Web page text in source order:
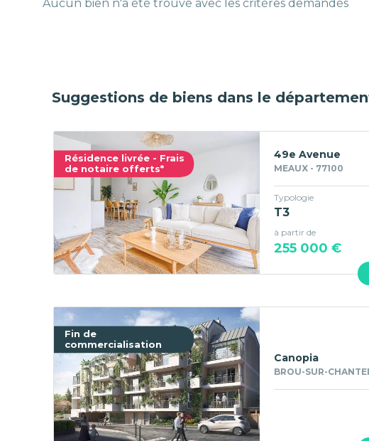
Aucun bien n'a été trouvé avec les critères demandés
Suggestions de biens dans le
Résidence livrée - Frais
de notaire offerts*
49e Avenue
MEAUX - 77100
Typologie
T3
à partir de
255 000 €
Fin de
commercialisation
Canopia
BROU-SUR-